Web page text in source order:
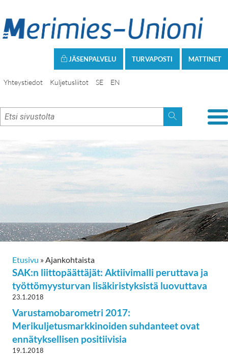
MATTINET
TURVAPOSTI
JÄSENPALVELU
Yhteystiedot Kuljetusliitot SE EN
Etusivu » Ajankohtaista
SAK:n liittopäättäjät: Aktiivimalli peruttava ja
työttömyysturvan lisäkiristyksistä luovuttava
23.1.2018
Varustamobarometri 2017:
Merikuljetusmarkkinoiden suhdanteet ovat
ennätyksellisen positiivisia
19.1.2018